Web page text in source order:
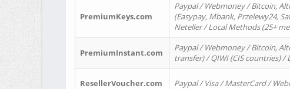
PremiumKeys.com
Paypal / Webmoney / Bitcoin,
(Easypay, Mbank, Przelewy24,
Neteller / Local Methods (25+
PremiumInstant.com
Paypal / Webmoney / Bitcoin,
transfer) / QIWI (CIS countries)
ResellerVoucher.com Paypal / Visa / MasterCard /